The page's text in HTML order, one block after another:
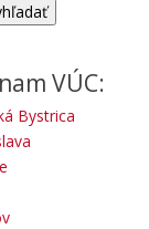
VÚC:
Bystrica